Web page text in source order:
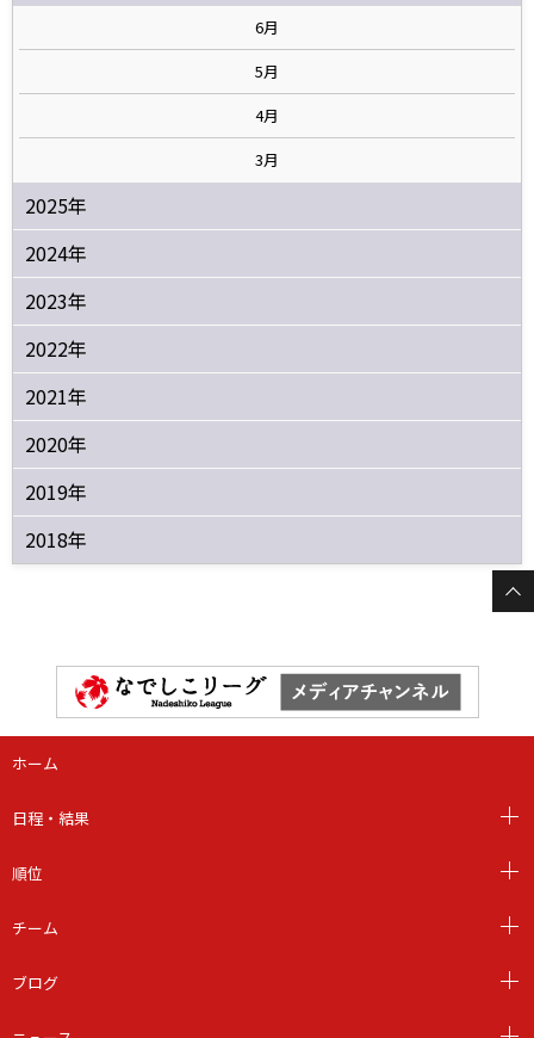
6月
5月
4月
3月
2025年
2024年
2023年
2022年
2021年
2020年
2019年
2018年
ホーム
日程・結果
順位
チーム
ブログ